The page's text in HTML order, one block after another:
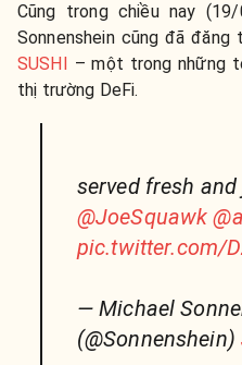
Cũng trong chiều nay (19/
Sonnenshein cũng đã
SUSHI – một trong những
thị trường DeFi.
served fresh
@JoeSquawk
pic.twitter.com/
— Michael
(@Sonnenshein)